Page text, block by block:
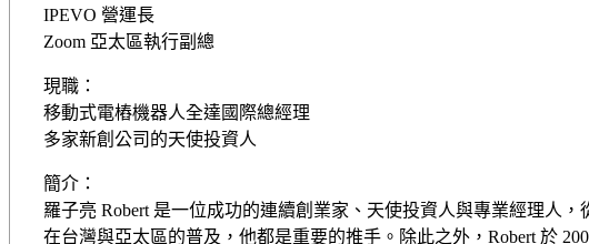
IPEVO 營運長
Zoom 亞太區執行副總
現職：
移動式電樁機器人全達國際總經理
多家新創公司的天使投資人
簡介：
羅子亮 Robert 是一位成功的連續創業家、天使投資人與專業經理人
在台灣與亞太區的普及，他都是重要的推手。除此之外，Robert 於